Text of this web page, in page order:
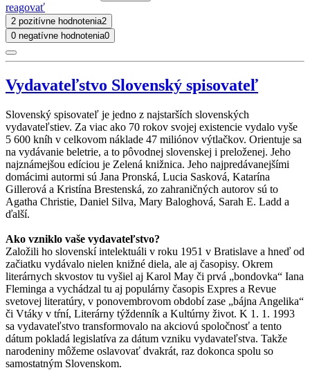
reagovať
2 pozitívne hodnotenia2
0 negatívne hodnotenia0
Vydavateľstvo Slovenský spisovateľ
Slovenský spisovateľ je jedno z najstarších slovenských
vydavateľstiev. Za viac ako 70 rokov svojej existencie vydalo vyše
5 600 kníh v celkovom náklade 47 miliónov výtlačkov. Orientuje sa
na vydávanie beletrie, a to pôvodnej slovenskej i preloženej. Jeho
najznámejšou edíciou je Zelená knižnica. Jeho najpredávanejšími
domácimi autormi sú Jana Pronská, Lucia Sasková, Katarína
Gillerová a Kristína Brestenská, zo zahraničných autorov sú to
Agatha Christie, Daniel Silva, Mary Baloghová, Sarah E. Ladd a
ďalší.
Ako vzniklo vaše vydavateľstvo?
Založili ho slovenskí intelektuáli v roku 1951 v Bratislave a hneď od
začiatku vydávalo nielen knižné diela, ale aj časopisy. Okrem
literárnych skvostov tu vyšiel aj Karol May či prvá „bondovka“ Iana
Fleminga a vychádzal tu aj populárny časopis Expres a Revue
svetovej literatúry, v ponovembrovom období zase „bájna Angelika“
či Vtáky v tŕní, Literárny týždenník a Kultúrny život. K 1. 1. 1993
sa vydavateľstvo transformovalo na akciovú spoločnosť a tento
dátum pokladá legislatíva za dátum vzniku vydavateľstva. Takže
narodeniny môžeme oslavovať dvakrát, raz dokonca spolu so
samostatným Slovenskom.